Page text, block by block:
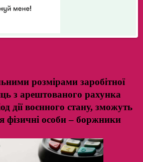
розмірами заробітної
з арештованого рахунка
дії воєнного стану, зможуть
фізичні особи – боржники